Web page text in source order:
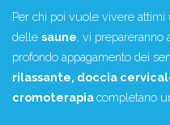
Per chi poi vuole vivere attimi
delle saune, vi prepareranno
profondo appagamento dei
rilassante, doccia
cromoterapiacompletano